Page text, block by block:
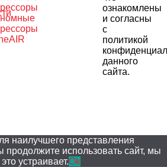
ознакомлены
и согласны
с
политикой
данного
сайта.
наилучшего представления
продолжите использовать сайт, мы
устраивает.Ok